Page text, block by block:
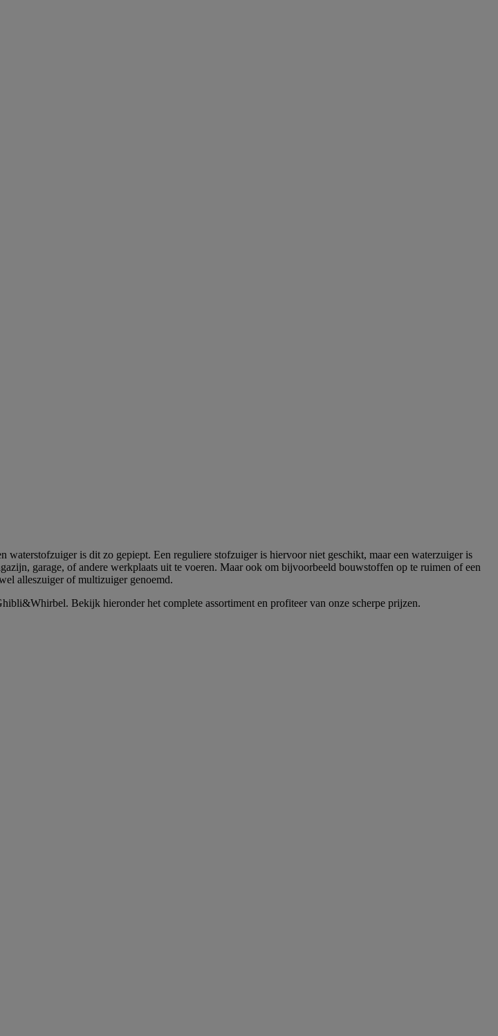
waterstofzuiger is dit zo gepiept. Een reguliere stofzuiger is hiervoor niet geschikt, maar een waterzuiger is
garage, of andere werkplaats uit te voeren. Maar ook om bijvoorbeeld bouwstoffen op te ruimen of een
alleszuiger of multizuiger genoemd.
Bekijk hieronder het complete assortiment en profiteer van onze scherpe prijzen.